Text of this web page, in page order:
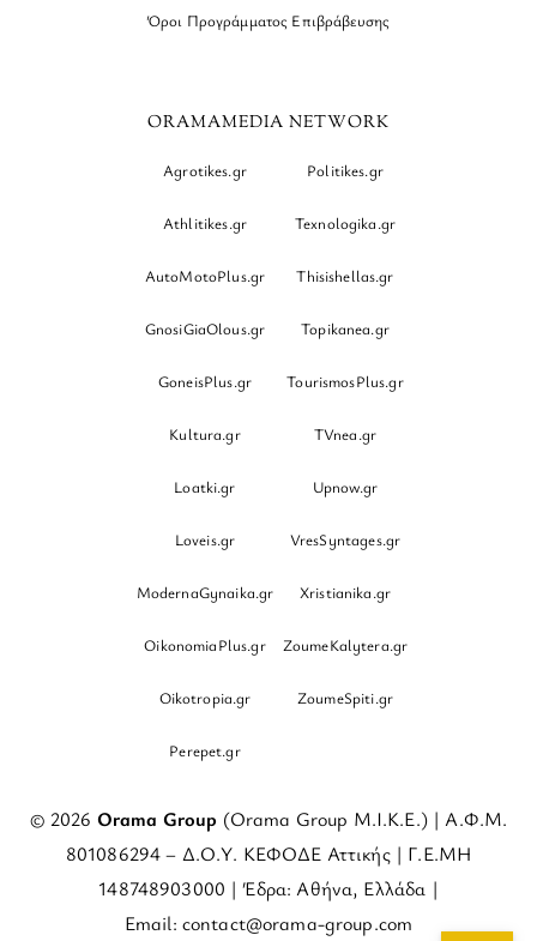
Όροι Προγράμματος Επιβράβευσης
ORAMAMEDIA NETWORK
Agrotikes.gr Politikes.gr
Athlitikes.gr Texnologika.gr
AutoMotoPlus.gr Thisishellas.gr
GnosiGiaOlous.gr Topikanea.gr
GoneisPlus.gr TourismosPlus.gr
Kultura.gr TVnea.gr
Loatki.gr Upnow.gr
Loveis.gr VresSyntages.gr
ModernaGynaika.gr Xristianika.gr
OikonomiaPlus.gr ZoumeKalytera.gr
Oikotropia.gr ZoumeSpiti.gr
Perepet.gr
© 2026 Orama Group (Orama Group Μ.Ι.Κ.Ε.) | Α.Φ.Μ.
801086294 – Δ.Ο.Υ. ΚΕΦΟΔΕ Αττικής | Γ.Ε.ΜΗ
148748903000 | Έδρα: Αθήνα, Ελλάδα |
Email: contact@orama-group.com